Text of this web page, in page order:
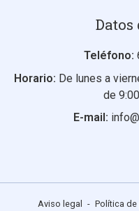
Datos
Teléfono:
Horario: De lunes a
de
E-mail:
Aviso legal - Política